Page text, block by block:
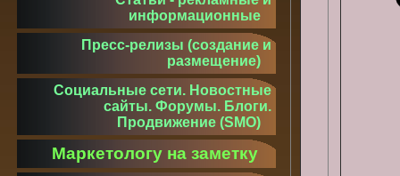
информационные
Пресс-релизы (создание и
размещение)
Социальные сети. Новостные
сайты. Форумы. Блоги.
Продвижение (SMO)
Маркетологу на заметку